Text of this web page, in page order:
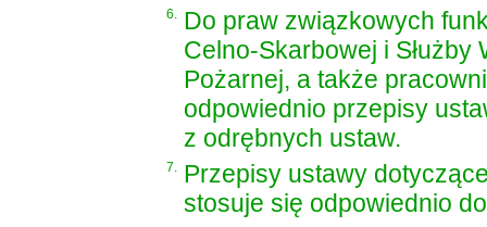
6.
Do praw związkowych
Celno-Skarbowej i
Pożarnej, a także
odpowiednio przepisy
z odrębnych ustaw.
7.
Przepisy ustawy
stosuje się odpowiednio